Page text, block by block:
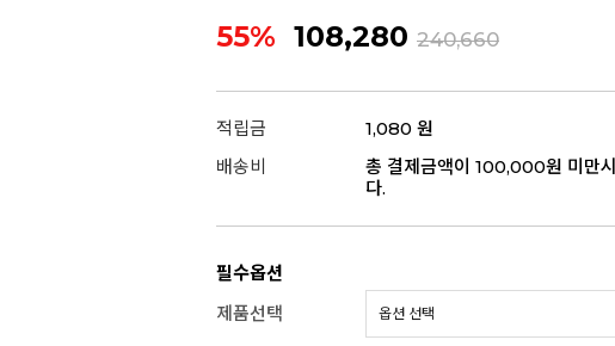
55% 108,280 240,660
적립금
1,080 원
배송비
총 결제금액이 100,000원 미만
다.
필수옵션
제품선택